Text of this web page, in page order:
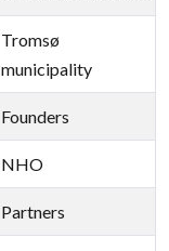
Tromsø
municipality
Founders
NHO
Partners